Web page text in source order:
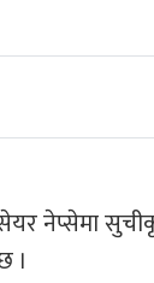
नेप्सेमा
।